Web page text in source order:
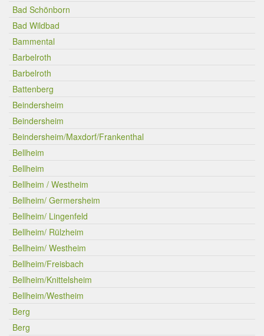
Bad Schönborn
Bad Wildbad
Bammental
Barbelroth
Barbelroth
Battenberg
Beindersheim
Beindersheim
Beindersheim/Maxdorf/Frankenthal
Bellheim
Bellheim
Bellheim / Westheim
Bellheim/ Germersheim
Bellheim/ Lingenfeld
Bellheim/ Rülzheim
Bellheim/ Westheim
Bellheim/Freisbach
Bellheim/Knittelsheim
Bellheim/Westheim
Berg
Berg